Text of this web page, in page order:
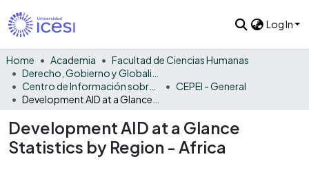
Log In
Home Academia
Facultad de Ciencias Humanas
CEPEI - General
Development AID at a Glance
Statistics by Region - Africa